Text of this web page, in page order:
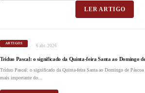
LER ARTIGO
ARTIGOS 6 abr. 2026
Tríduo Pascal: o significado da Quinta-feira Santa ao Domingo
Tríduo Pascal: o significado da Quinta-feira Santa ao Domingo de Páscoa
mais importante do...